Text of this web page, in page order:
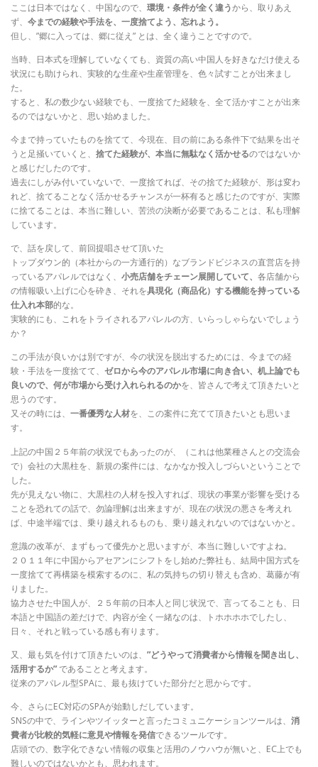
ここは日本ではなく、中国なので、 環境・条件が全く違うから、取りあえ
ず、 今までの経験や手法を、一度捨てよう、忘れよう。
但し、”郷に入っては、郷に従え” とは、全く違うことですので。
当時、日本式を理解していなくても、資質の高い中国人を好きなだけ使える
状況にも助けられ、実験的な生産や生産管理を、色々試すことが出来まし
た。
すると、私の数少ない経験でも、一度捨てた経験を、全て活かすことが出来
るのではないかと、思い始めました。
今まで持っていたものを捨てて、今現在、目の前にある条件下で結果を出そ
うと足掻いていくと、 捨てた経験が、本当に無駄なく活かせるのではないか
と感じだしたのです。
過去にしがみ付いていないで、一度捨てれば、その捨てた経験が、形は変わ
れど、捨てることなく活かせるチャンスが一杯有ると感じたのですが、実際
に捨てることは、本当に難しい、苦渋の決断が必要であることは、私も理解
しています。
で、話を戻して、前回提唱させて頂いた
トップダウン的（本社からの一方通行的）なブランドビジネスの直営店を持
っているアパレルではなく、 小売店舗をチェーン展開していて、 各店舗から
の情報吸い上げに心を砕き、それを具現化（商品化）する機能を持っている
仕入れ本部的な。
実験的にも、これをトライされるアパレルの方、いらっしゃらないでしょう
か？
この手法が良いかは別ですが、今の状況を脱出するためには、今までの経
験・手法を一度捨てて、 ゼロから今のアパレル市場に向き合い、机上論でも
良いので、何が市場から受け入れられるのかを、皆さんで考えて頂きたいと
思うのです。
又その時には、 一番優秀な人材を、この案件に充てて頂きたいとも思いま
す。
上記の中国２５年前の状況でもあったのが、（これは他業種さんとの交流会
で）会社の大黒柱を、新規の案件には、なかなか投入しづらいということで
した。
先が見えない物に、大黒柱の人材を投入すれば、現状の事業が影響を受ける
ことを恐れての話で、勿論理解は出来ますが、現在の状況の悪さを考えれ
ば、中途半端では、乗り越えれるものも、乗り越えれないのではないかと。
意識の改革が、まずもって優先かと思いますが、本当に難しいですよね。
２０１１年に中国からアセアンにシフトをし始めた弊社も、結局中国方式を
一度捨てて再構築を模索するのに、私の気持ちの切り替えも含め、葛藤が有
りました。
協力させた中国人が、２５年前の日本人と同じ状況で、言ってることも、日
本語と中国語の差だけで、内容が全く一緒なのは、トホホホホでしたし、
日々、それと戦っている感も有ります。
又、最も気を付けて頂きたいのは、 ”どうやって消費者から情報を聞き出し、
活用するか”であることと考えます。
従来のアパレル型SPAに、最も抜けていた部分だと思からです。
今、さらにEC対応のSPAが始動しだしています。
SNSの中で、ラインやツイッターと言ったコミュニケーションツールは、 消
費者が比較的気軽に意見や情報を発信できるツールです。
店頭での、数字化できない情報の収集と活用のノウハウが無いと、EC上でも
難しいのではないかとも、思われます。